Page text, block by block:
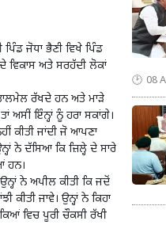
ਜੋਧਾ ਭੈਣੀ ਵਿਖੇ ਪਿੰਡ
ਵਿਕਾਸ ਅਤੇ ਸਰਹੱਦੀ ਲੋਕਾਂ
ਰੱਖਦੇ ਹਨ ਅਤੇ ਮਾੜੇ
ਅਸੀਂ ਇੰਨ੍ਹਾਂ ਨੂੰ ਹਰਾ ਸਕਾਂਗੇ।
ਕੀਤੀ ਜਾਂਦੀ ਜੋ ਆਪਣਾ
ਨੇ ਦੱਸਿਆ ਕਿ ਜ਼ਿਲ੍ਹੇ ਦੇ ਸਾਰੇ
ਹਨ।
ਨੇ ਅਪੀਲ ਕੀਤੀ ਕਿ ਜਦੋਂ
ਜਾਵੇ। ਉਨ੍ਹਾਂ ਨੇ ਕਿਹਾ
ਵਿਚ ਪੂਰੀ ਚੌਕਸੀ ਰੱਖੀ
08